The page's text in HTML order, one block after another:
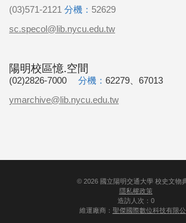
(03)571-2121 分機： 52629
sc.specol@lib.nycu.edu.tw
陽明校區憶.空間
(02)2826-7000 分機： 62279、67013
ymarchive@lib.nycu.edu.tw
© 2026國立陽明交通大學 校史文物
隱私權政策
造訪人次：0
維運廠商： 聖傑國際數位科技有限公